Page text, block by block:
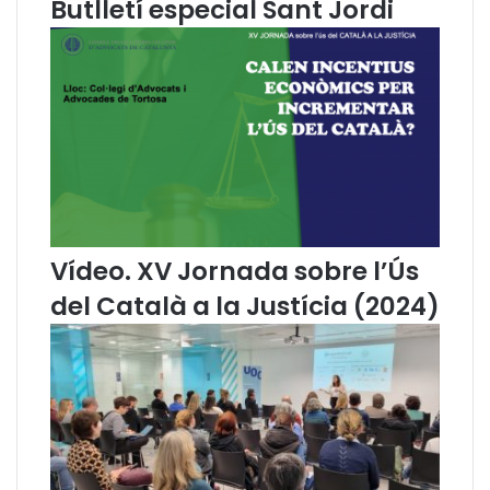
a
d
c
a
t
l
à
d
e
l
L
i
b
Butlletí especial Sant Jordi
Vídeo. XV Jornada sobre l’Ús
del Català a la Justícia (2024)